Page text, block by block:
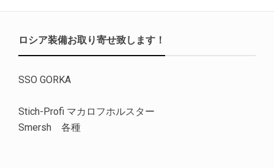
ロシア装備お取り寄せ致します！
SSO GORKA
Stich-Profi マカロフホルスター
Smersh 各種